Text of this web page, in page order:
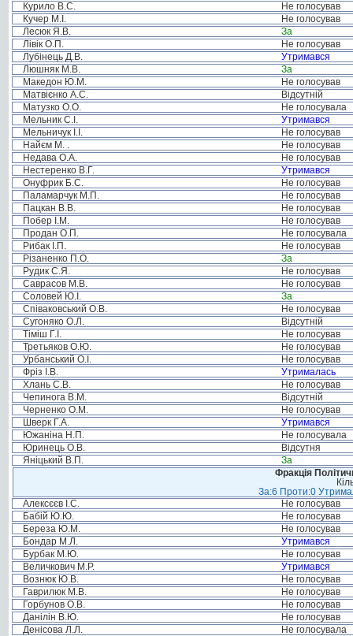
Курило В.С.
Не голосував
Кучер М.І.
Не голосував
Лесюк Я.В.
За
Лівік О.П.
Не голосував
Лубінець Д.В.
Утримався
Люшняк М.В.
За
Македон Ю.М.
Не голосував
Матвієнко А.С.
Відсутній
Матузко О.О.
Не голосувала
Мельник С.І.
Утримався
Мельничук І.І.
Не голосував
Найєм М. .
Не голосував
Недава О.А.
Не голосував
Нестеренко В.Г.
Утримався
Онуфрик Б.С.
Не голосував
Паламарчук М.П.
Не голосував
Пацкан В.В.
Не голосував
Побер І.М.
Не голосував
Продан О.П.
Не голосувала
Рибак І.П.
Не голосував
Різаненко П.О.
За
Рудик С.Я.
Не голосував
Саврасов М.В.
Не голосував
Соловей Ю.І.
За
Співаковський О.В.
Не голосував
Сугоняко О.Л.
Відсутній
Тіміш Г.І.
Не голосував
Третьяков О.Ю.
Не голосував
Урбанський О.І.
Не голосував
Фріз І.В.
Утрималась
Хлань С.В.
Не голосував
Чепинога В.М.
Відсутній
Черненко О.М.
Не голосував
Шверк Г.А.
Утримався
Южаніна Н.П.
Не голосувала
Юринець О.В.
Відсутня
Яніцький В.П.
За
Фракція
За:6 Проти:0
Алексєєв І.С.
Не голосував
Бабій Ю.Ю.
Не голосував
Береза Ю.М.
Не голосував
Бондар М.Л.
Утримався
Бурбак М.Ю.
Не голосував
Величкович М.Р.
Утримався
Вознюк Ю.В.
Не голосував
Гаврилюк М.В.
Не голосував
Горбунов О.В.
Не голосував
Данілін В.Ю.
Не голосував
Денісова Л.Л.
Не голосувала